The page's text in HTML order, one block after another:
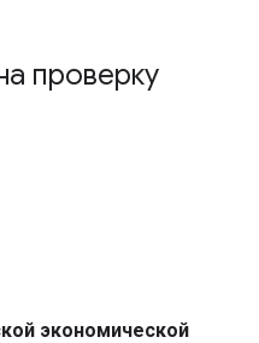
проверку
экономической